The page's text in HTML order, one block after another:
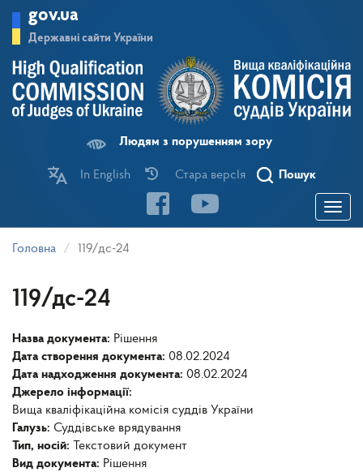
основного
матеріалу
gov.ua
Державні сайти України
Людям з порушенням зору
In English Стара версІя Пошук
Toggle
Головна 119/дс-24
119/дс-24
Назва документа: Рішення
Дата створення документа: 08.02.2024
Дата надходження документа: 08.02.2024
Джерело інформації:
Вища кваліфікаційна комісія суддів України
Галузь: Суддівське врядування
Тип, носій:
Текстовий документ
Вид документа: Рішення